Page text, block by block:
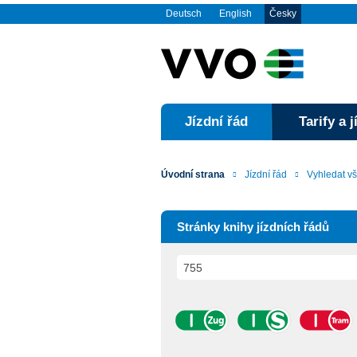
Deutsch English Česky
Jízdní řád Tarify a
Úvodní strana Jízdní řád Vyhledat
Stránky knihy jízdních řádů